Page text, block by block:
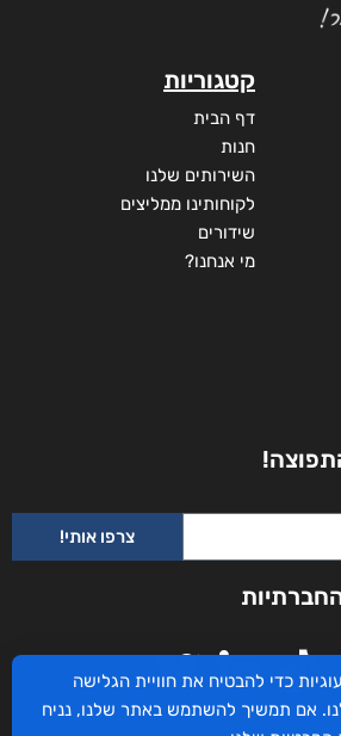
קטגוריות
דף הבית
חנות
השירותים שלנו
לקוחותינו ממליצים
שידורים
מי אנחנו?
צרפו אותי!
כדי להבטיח את חוויית הגלישה
אם תמשיך להשתמש באתר שלנו, נניח